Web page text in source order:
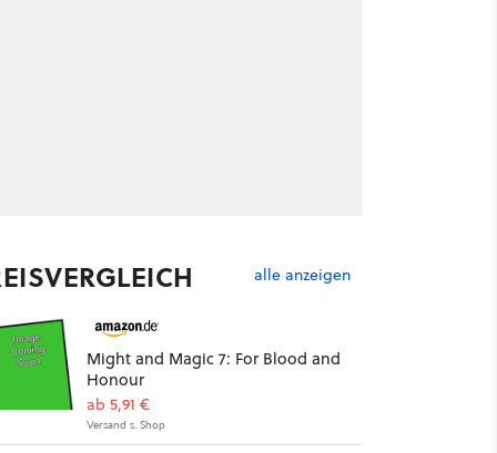
alle anzeigen
Might and Magic 7: For Blood and
Honour
ab 5,91 €
Versand s. Shop